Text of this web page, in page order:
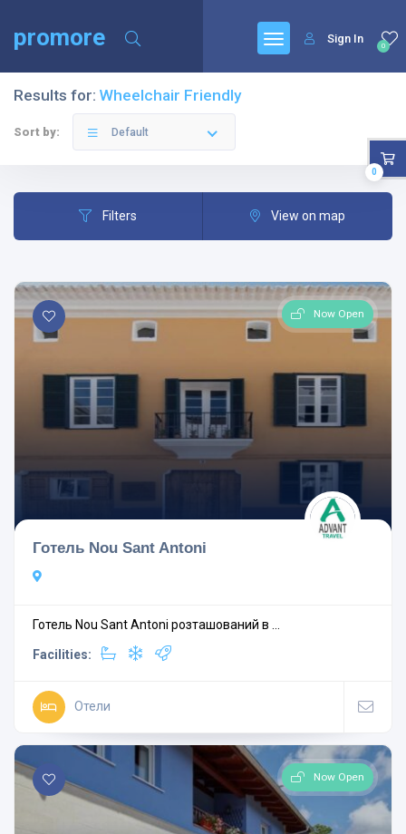
promore 0
Sign In
Results for: Wheelchair Friendly
Sort by: Default
Filters View on map
Now Open
Готель Nou Sant Antoni
Готель Nou Sant Antoni розташований в ...
Facilities:
Отели
Now Open
0